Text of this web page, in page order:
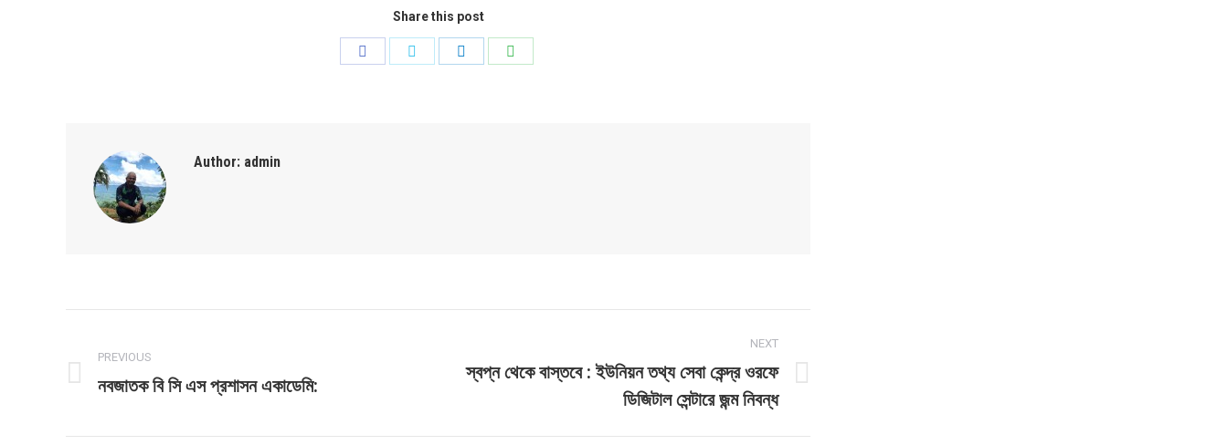
Share this post
Author: admin
navigation
PREVIOUS
Previous
নবজাতক বি সি এস প্রশাসন একাডেমি:
NEXT
Next
স্বপ্ন থেকে বাস্তবে : ইউনিয়ন তথ্য সেবা কেন্দ্র ওরফে
ডিজিটাল সেন্টারে জন্ম নিবন্ধ